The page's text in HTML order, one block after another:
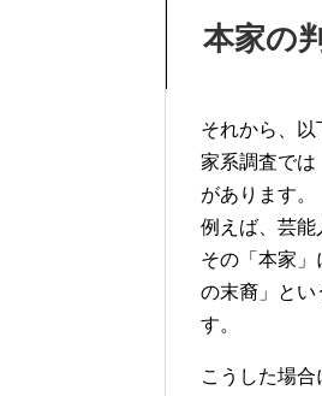
本家の
それから、以
家系調査では
があります。
例えば、芸能
その「本家
の末裔」とい
す。
こうした場